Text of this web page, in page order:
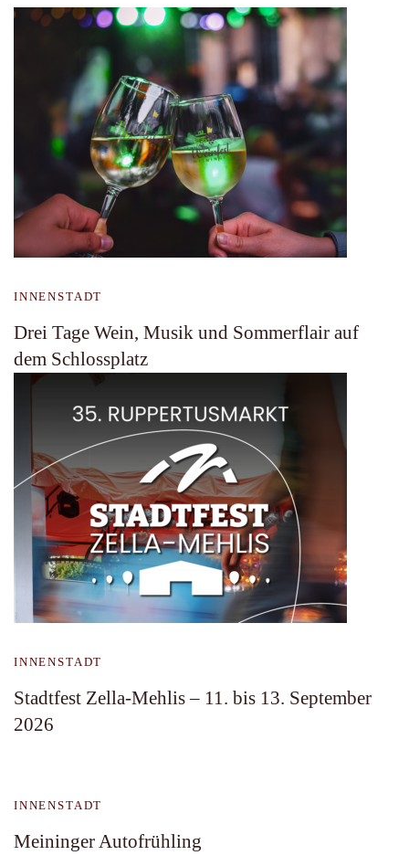
INNENSTADT
Drei Tage Wein, Musik und Sommerflair auf
dem Schlossplatz
INNENSTADT
Stadtfest Zella-Mehlis – 11. bis 13. September
2026
INNENSTADT
Meininger Autofrühling